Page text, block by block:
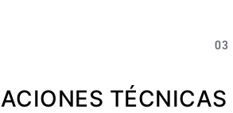
03
TÉCNICAS